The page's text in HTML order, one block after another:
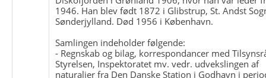
1946. Han blev født 1872 i Glibstrup, St. Andst
Sønderjylland. Død 1956 i København.
Samlingen indeholder følgende:
- Regnskab og bilag, korrespondancer med
Styrelsen, Inspektoratet mv. vedr. udvekslingen af
naturalier fra Den Danske Station i Godhavn i